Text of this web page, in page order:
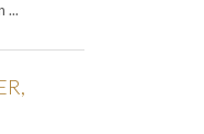
...